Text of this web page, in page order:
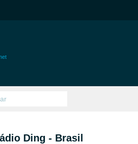
Ding - Brasil